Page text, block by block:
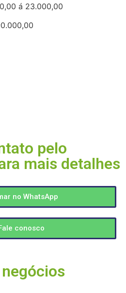
á 23.000,00
pelo
mais detalhes
no WhatsApp
conosco